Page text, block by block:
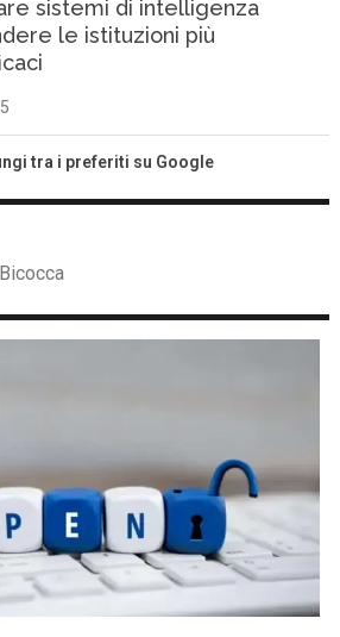
sistemi di intelligenza
le istituzioni più
tra i preferiti su Google